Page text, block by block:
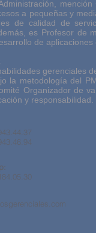
a pequeñas y
de calidad de
es Profesor de
de
gerenciales
la metodología del
Organizador de
y responsabilidad.